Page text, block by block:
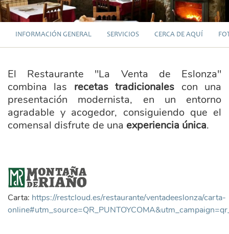
INFORMACIÓN GENERAL SERVICIOS CERCA DE AQUÍ
El Restaurante "La Venta de Eslonza"
combina las recetas tradicionales con una
presentación modernista, en un entorno
agradable y acogedor, consiguiendo que el
comensal disfrute de una experiencia única.
marca_montana_riano_transpar_.png
Carta: https://restcloud.es/restaurante/ventadeeslonza/carta-